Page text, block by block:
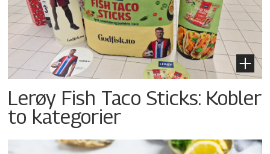
Lerøy Fish Taco Sticks: Kobler
to kategorier